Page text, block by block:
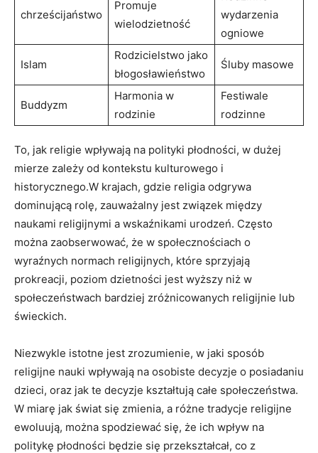
chrześcijaństwo
Promuje
⁢wielodzietność
wydarzenia
ogniowe
Islam
Rodzicielstwo jako⁢
błogosławieństwo
Śluby masowe
Buddyzm
Harmonia w
rodzinie
Festiwale
rodzinne
To, jak religie wpływają na polityki płodności, w dużej
mierze zależy od kontekstu⁤ kulturowego i
historycznego.W krajach, gdzie religia⁢ odgrywa
dominującą ​rolę, zauważalny⁤ jest związek między
naukami religijnymi a wskaźnikami urodzeń. Często
można ‌zaobserwować, że w społecznościach o
wyraźnych normach‍ religijnych, które​ sprzyjają
prokreacji, poziom dzietności jest ​wyższy ⁣niż w
społeczeństwach bardziej zróżnicowanych religijnie lub ​
świeckich.
Niezwykle istotne jest zrozumienie, w jaki sposób
religijne nauki wpływają na⁤ osobiste ​decyzje o ⁤posiadaniu
dzieci, oraz ⁢jak te decyzje kształtują całe‍ społeczeństwa.
W miarę jak świat się zmienia, a różne tradycje religijne
ewoluują, można spodziewać się, że ich wpływ na
politykę płodności będzie się przekształcał, co z